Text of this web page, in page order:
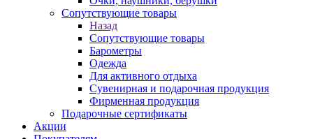
Сопутствующие товары
Назад
Сопутствующие товары
Барометры
Одежда
Для активного отдыха
Сувенирная и подарочная продукция
Фирменная продукция
Подарочные сертификаты
Акции